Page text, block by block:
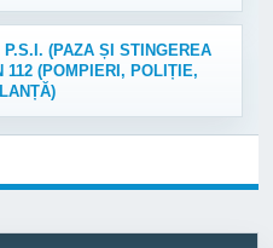
(PAZA ȘI STINGEREA
112 (POMPIERI, POLIȚIE,